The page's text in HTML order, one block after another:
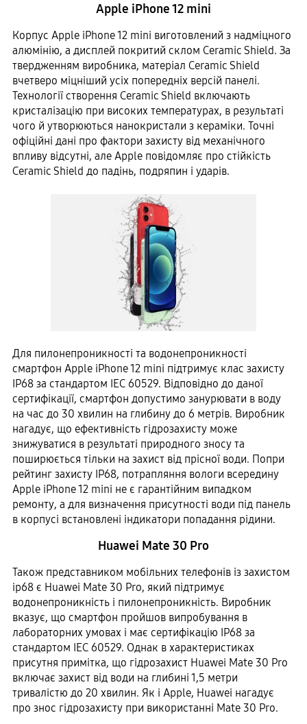
Apple iPhone 12 mini
Корпус Apple iPhone 12 mini виготовлений з надміцного
алюмінію, а дисплей покритий склом Ceramic Shield. За
твердженням виробника, матеріал Ceramic Shield
вчетверо міцніший усіх попередніх версій панелі.
Технології створення Ceramic Shield включають
кристалізацію при високих температурах, в результаті
чого й утворюються нанокристали з кераміки. Точні
офіційні дані про фактори захисту від механічного
впливу відсутні, але Apple повідомляє про стійкість
Ceramic Shield до падінь, подряпин і ударів.
Для пилонепроникності та водонепроникності
смартфон Apple iPhone 12 mini підтримує клас захисту
IP68 за стандартом IEC 60529. Відповідно до даної
сертифікації, смартфон допустимо занурювати в воду
на час до 30 хвилин на глибину до 6 метрів. Виробник
нагадує, що ефективність гідрозахисту може
знижуватися в результаті природного зносу та
поширюється тільки на захист від прісної води. Попри
рейтинг захисту IP68, потрапляння вологи всередину
Apple iPhone 12 mini не є гарантійним випадком
ремонту, а для визначення присутності води під панель
в корпусі встановлені індикатори попадання рідини.
Huawei Mate 30 Pro
Також представником мобільних телефонів із захистом
ip68 є Huawei Mate 30 Pro, який підтримує
водонепроникність і пилонепроникність. Виробник
вказує, що смартфон пройшов випробування в
лабораторних умовах і має сертифікацію IP68 за
стандартом IEC 60529. Однак в характеристиках
присутня примітка, що гідрозахист Huawei Mate 30 Pro
включає захист від води на глибині 1,5 метри
тривалістю до 20 хвилин. Як і Apple, Huawei нагадує
про знос гідрозахисту при використанні Mate 30 Pro.